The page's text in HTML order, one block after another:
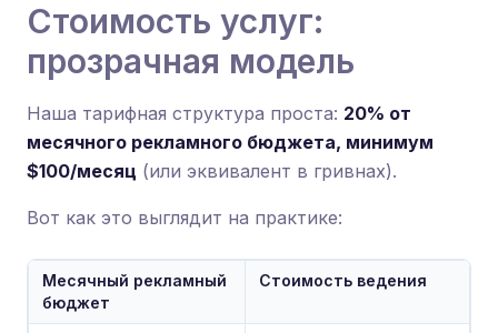
Стоимость услуг:
прозрачная модель
Наша тарифная структура проста: 20% от
месячного рекламного бюджета, минимум
$100/месяц (или эквивалент в гривнах).
Вот как это выглядит на практике:
Месячный рекламный
бюджет
Стоимость ведения